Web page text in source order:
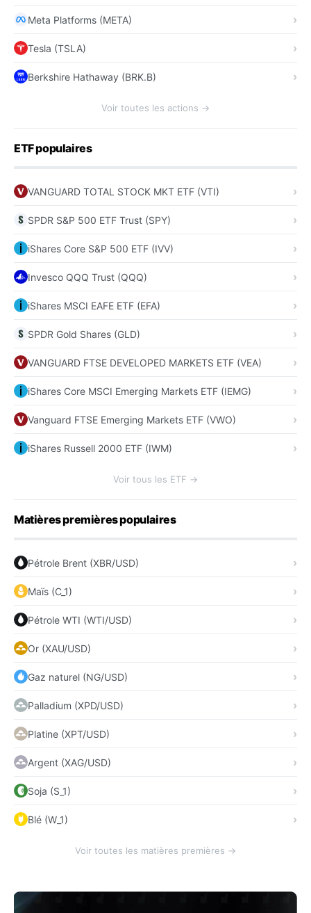
Meta Platforms (META)
Tesla (TSLA)
Berkshire Hathaway (BRK.B)
Voir toutes les actions →
ETF populaires
VANGUARD TOTAL STOCK MKT ETF (VTI)
SPDR S&P 500 ETF Trust (SPY)
iShares Core S&P 500 ETF (IVV)
Invesco QQQ Trust (QQQ)
iShares MSCI EAFE ETF (EFA)
SPDR Gold Shares (GLD)
VANGUARD FTSE DEVELOPED MARKETS ETF (VEA)
iShares Core MSCI Emerging Markets ETF (IEMG)
Vanguard FTSE Emerging Markets ETF (VWO)
iShares Russell 2000 ETF (IWM)
Voir tous les ETF →
Matières premières populaires
Pétrole Brent (XBR/USD)
Maïs (C_1)
Pétrole WTI (WTI/USD)
Or (XAU/USD)
Gaz naturel (NG/USD)
Palladium (XPD/USD)
Platine (XPT/USD)
Argent (XAG/USD)
Soja (S_1)
Blé (W_1)
Voir toutes les matières premières →